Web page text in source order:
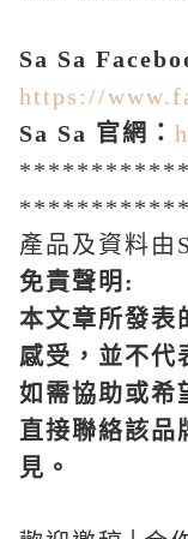
Sa Sa
https://
Sa Sa 官網：
產品及資料由
免責聲明 :
本文章所發表
感受，並不代
如需協助或希
直接聯絡該品
見。